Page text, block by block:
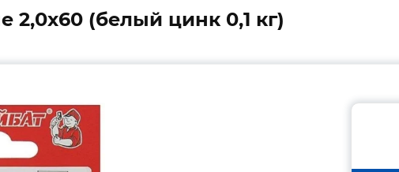
(белый цинк 0,1 кг)